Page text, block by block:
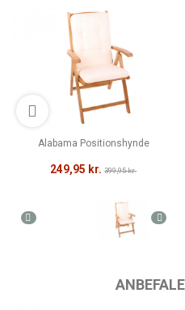
Alabama Positionshynde
249,95 kr. 399,95 kr.